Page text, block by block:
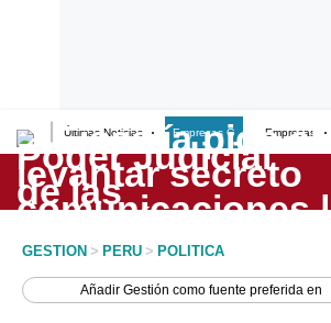
Últimas Noticias Empresas G Empresas
Lo último
Peru Quiosco
GESTION > PERU > POLITICA
AñadirGestión como fuente preferida en